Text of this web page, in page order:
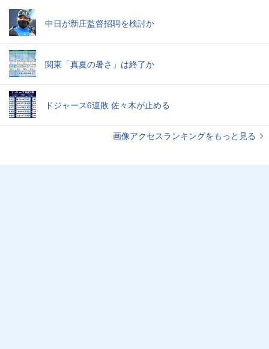
中日が新庄監督招聘を検討か
関東「真夏の暑さ」は終了か
ドジャース6連敗 佐々木が止める
画像アクセスランキングをもっと見る